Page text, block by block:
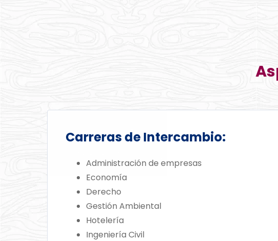
Carreras de Intercambio:
Administración de empresas
Economía
Derecho
Gestión Ambiental
Hotelería
Ingeniería Civil